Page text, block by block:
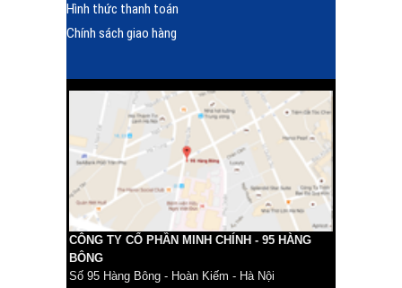
Hình thức thanh toán
Chính sách giao hàng
CÔNG TY CỔ PHẦN MINH CHÍNH - 95 HÀNG
BÔNG
Số 95 Hàng Bông - Hoàn Kiếm - Hà Nội